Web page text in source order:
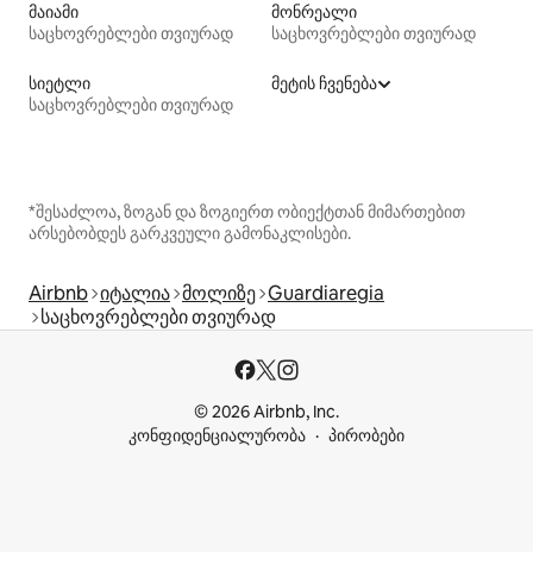
მაიამი
საცხოვრებლები თვიურად
მონრეალი
საცხოვრებლები თვიურად
სიეტლი
საცხოვრებლები თვიურად
მეტის ჩვენება
*შესაძლოა, ზოგან და ზოგიერთ ობიექტთან მიმართებით
არსებობდეს გარკვეული გამონაკლისები.
Airbnb იტალია მოლიზე Guardiaregia
საცხოვრებლები თვიურად
© 2026 Airbnb, Inc.
კონფიდენციალურობა
პირობები